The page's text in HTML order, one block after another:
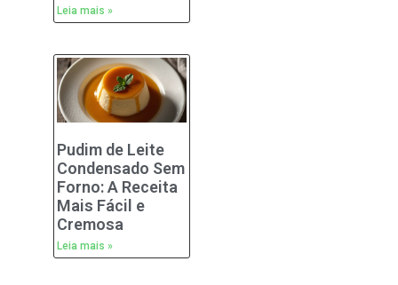
Leia mais »
Pudim de Leite
Condensado Sem
Forno: A Receita
Mais Fácil e
Cremosa
Leia mais »